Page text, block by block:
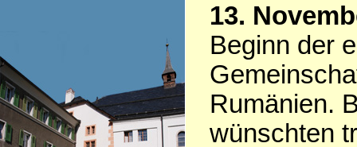
13.
Beginn der
Rumänien.
wünschten